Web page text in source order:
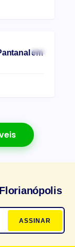
em
ASSINAR